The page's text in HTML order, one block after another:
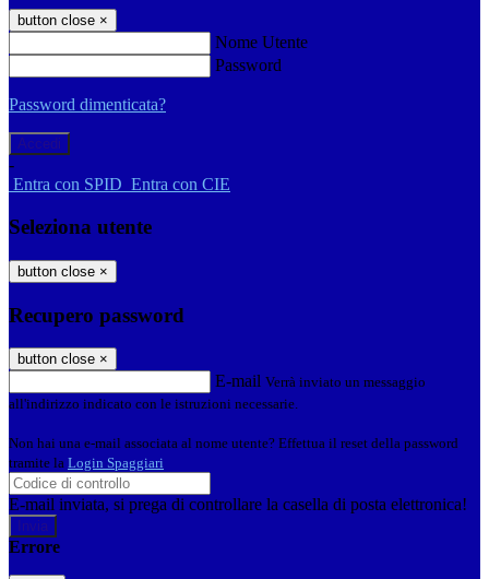
button close ×
Nome Utente
Password
Password dimenticata?
-
Entra con SPID Entra con CIE
Seleziona utente
button close ×
Recupero password
button close ×
E-mail Verrà inviato un messaggio
all'indirizzo indicato con le istruzioni necessarie.
Non hai una e-mail associata al nome utente? Effettua il reset della password
tramite la Login Spaggiari
E-mail inviata, si prega di controllare la casella di posta elettronica!
Errore